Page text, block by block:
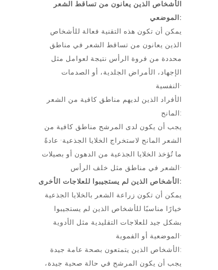
الأشخاص الذين يعانون من تساقط الشعر
الموضعي:
يمكن أن تكون هذه التقنية فعالة للأشخاص
الذين يعانون من تساقط الشعر في مناطق
محددة من فروة الرأس نتيجة لعوامل مثل
الإجهاد، الأمراض الجلدية، أو الصدمات
النفسية·
الأفراد الذين لديهم مناطق كافية من الشعر
المانح:
يجب أن يكون لدى المرشح مناطق كافية من
الشعر المانح لاستخراج الخلايا الجذعية· عادةً
ما تُؤخذ الخلايا الجذعية من الدهون أو بصيلات
الشعر في مناطق مثل خلف الرأس·
الأشخاص الذين لم يستجيبوا للعلاجات الأخرى:
يمكن أن تكون زراعة الشعر بالخلايا الجذعية
خيارًا مناسبًا للأشخاص الذين لم يستجيبوا
بشكل جيد للعلاجات التقليدية مثل الأدوية
الموضعية أو الفموية·
الأشخاص الذين يتمتعون بصحة عامة جيدة:
يجب أن يكون المرشح في حالة صحية جيدة،